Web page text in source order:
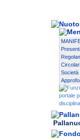
Circolari
Società